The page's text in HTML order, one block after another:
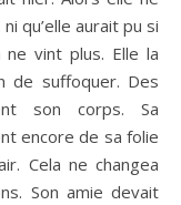
qu’elle aurait pu si
ne vint plus. Elle la
de suffoquer. Des
son corps. Sa
encore de sa folie
Cela ne changea
Son amie devait